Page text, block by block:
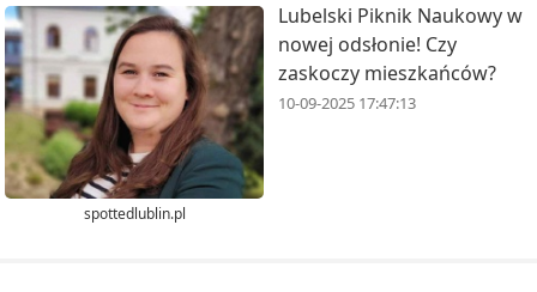
spottedlublin.pl
Lubelski Piknik Naukowy w
nowej odsłonie! Czy
zaskoczy mieszkańców?
10-09-2025 17:47:13